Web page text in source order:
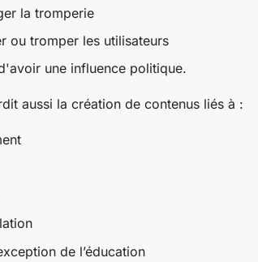
la tromperie
ou tromper les utilisateurs
une influence politique.
aussi la création de contenus liés à :
de l’éducation